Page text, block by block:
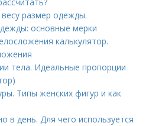
размер одежды.
основные мерки
калькулятор.
тела. Идеальные пропорции
Типы женских фигур и как
в день. Для чего используется